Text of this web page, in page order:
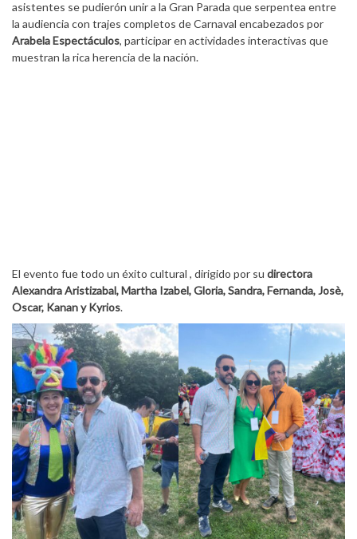
asistentes se pudierón unir a la Gran Parada que serpentea entre
la audiencia con trajes completos de Carnaval encabezados por
Arabela Espectáculos, participar en actividades interactivas que
muestran la rica herencia de la nación.
El evento fue todo un éxito cultural , dirigido por su directora
Alexandra Aristizabal, Martha Izabel, Gloria, Sandra, Fernanda, Josè,
Oscar, Kanan y Kyrios.